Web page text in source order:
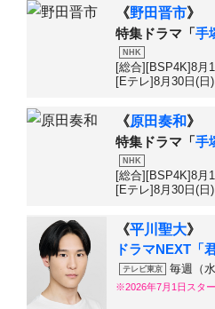
《野田晋市》
特集ドラマ「 手
NHK
[総合][BSP4K]8月
[Eテレ]8月30日(日
《原田奏和》
特集ドラマ「 手
NHK
[総合][BSP4K]8月
[Eテレ]8月30日(日
《平川聖大》
ドラマNEXT「
テレビ東京 毎週（
※2026年7月1日スター